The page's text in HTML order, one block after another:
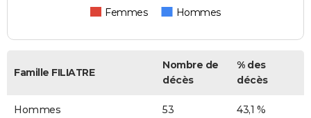
Femmes Hommes
Famille FILIATRE
Nombre de
décès
% des
décès
Hommes 53 43,1 %